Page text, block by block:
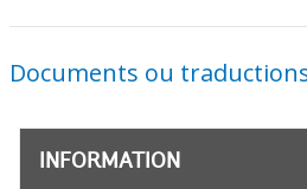
Documents ou
INFORMATION